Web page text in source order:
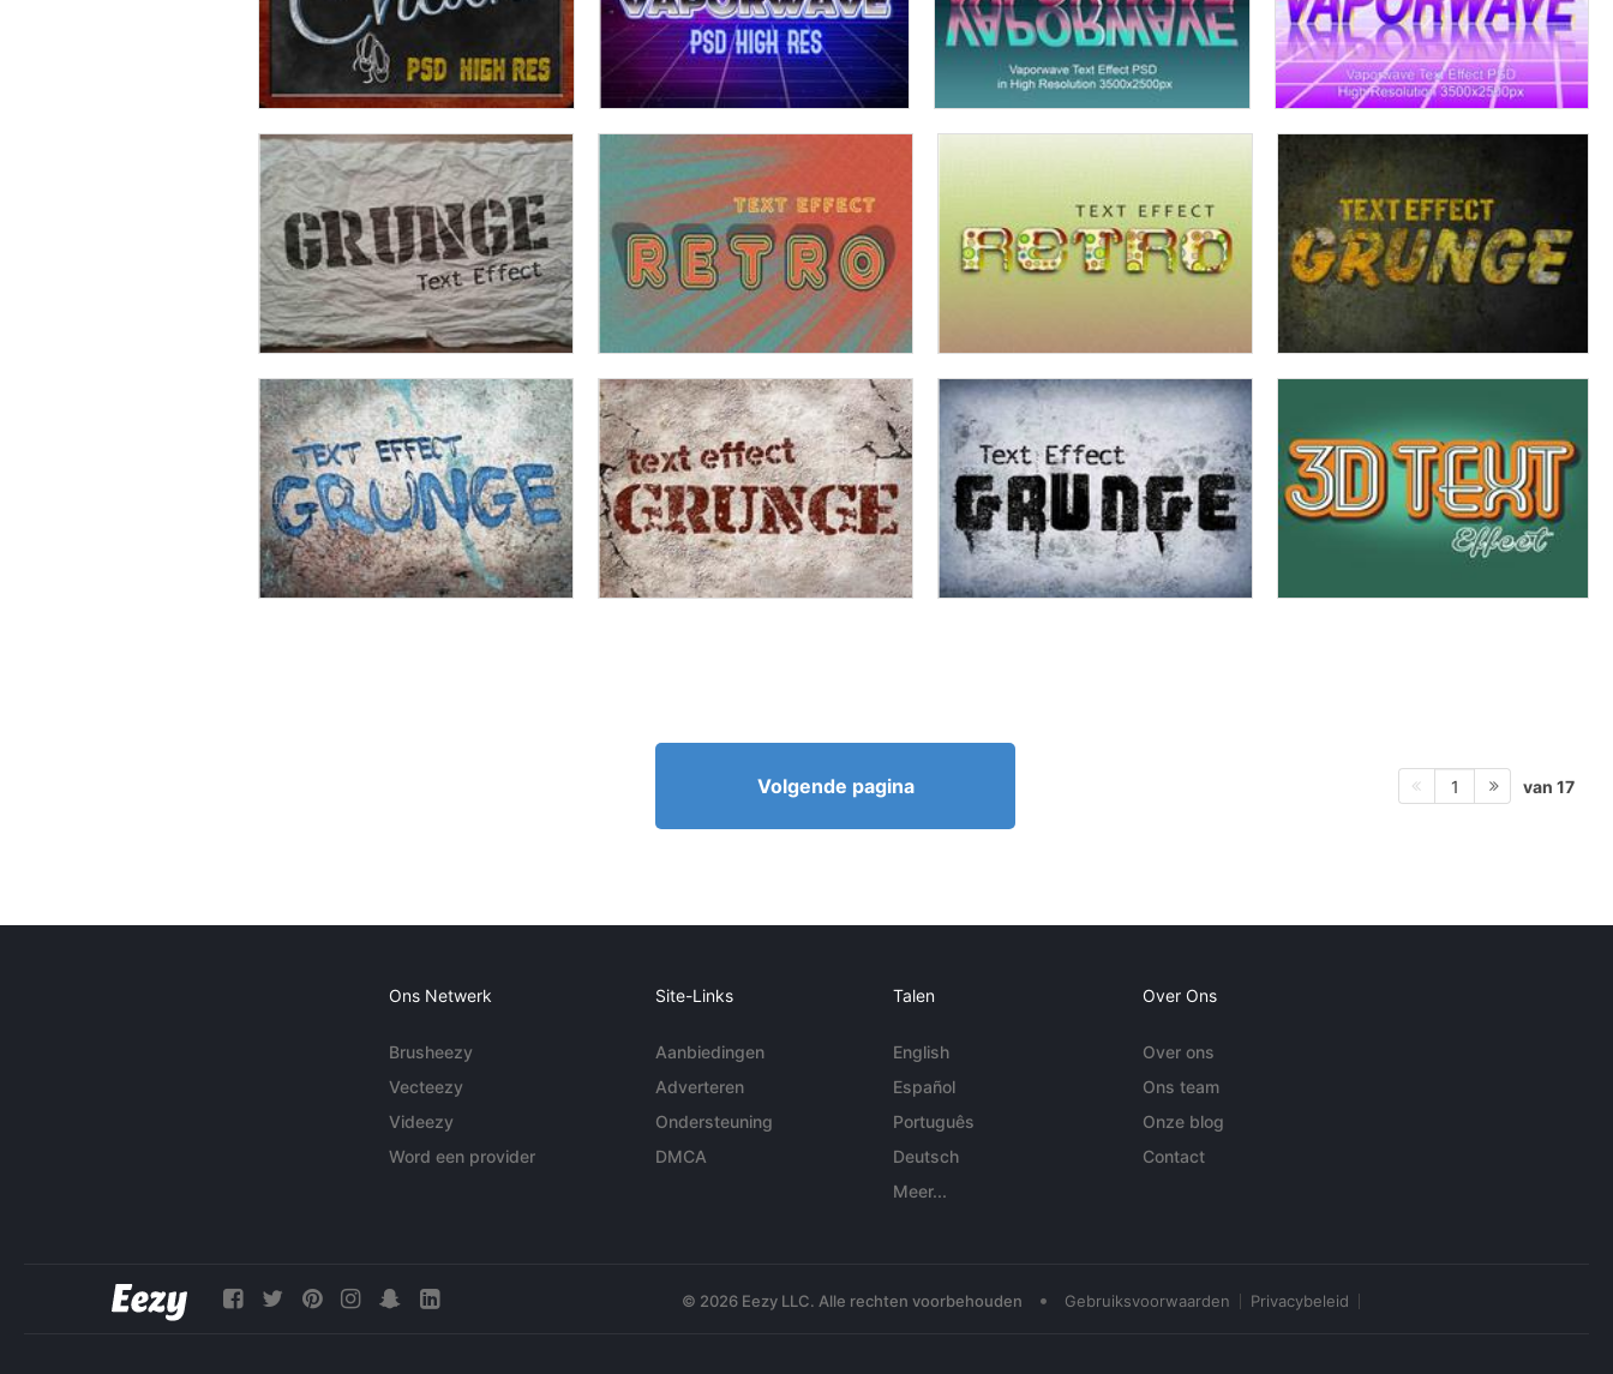
Volgende pagina 1 van 17
Ons Netwerk
Brusheezy
Vecteezy
Videezy
Word een provider
Site-Links
Aanbiedingen
Adverteren
Ondersteuning
DMCA
Talen
English
Español
Português
Deutsch
Meer...
Over Ons
Over ons
Ons team
Onze blog
Contact
© 2026 Eezy LLC. Alle rechten voorbehouden • Gebruiksvoorwaarden Privacybeleid